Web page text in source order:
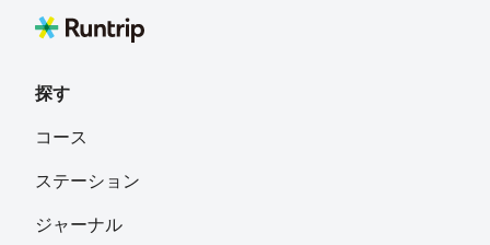
探す
コース
ステーション
ジャーナル